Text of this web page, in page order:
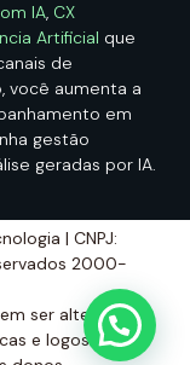
IA, CX
Artificial que
de
você aumenta a
em
gestão
geradas por IA.
| CNPJ:
2000-
ser alterados
e logos são